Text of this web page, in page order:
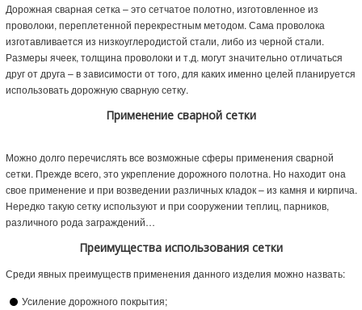
Дорожная сварная сетка – это сетчатое полотно, изготовленное из
проволоки, переплетенной перекрестным методом. Сама проволока
изготавливается из низкоуглеродистой стали, либо из черной стали.
Размеры ячеек, толщина проволоки и т.д. могут значительно отличаться
друг от друга – в зависимости от того, для каких именно целей планируется
использовать дорожную сварную сетку.
Применение сварной сетки
Можно долго перечислять все возможные сферы применения сварной
сетки. Прежде всего, это укрепление дорожного полотна. Но находит она
свое применение и при возведении различных кладок – из камня и кирпича.
Нередко такую сетку используют и при сооружении теплиц, парников,
различного рода заграждений…
Преимущества использования сетки
Среди явных преимуществ применения данного изделия можно назвать:
Усиление дорожного покрытия;